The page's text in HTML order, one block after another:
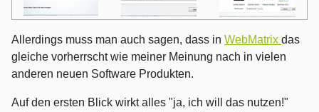
Allerdings muss man auch sagen, dass in WebMatrix das
gleiche vorherrscht wie meiner Meinung nach in vielen
anderen neuen Software Produkten.
Auf den ersten Blick wirkt alles "ja, ich will das nutzen!"